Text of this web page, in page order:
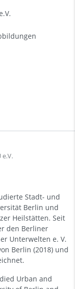
e.V.
Stadt- und
Berlin und
Heilstätten. Seit
den Berliner
Unterwelten e. V.
Berlin (2018) und
Urban and